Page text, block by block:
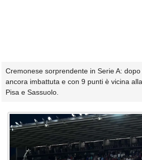
Cremonese sorprendente in Serie A:
ancora imbattuta e con 9 punti è vicina
Pisa e Sassuolo.